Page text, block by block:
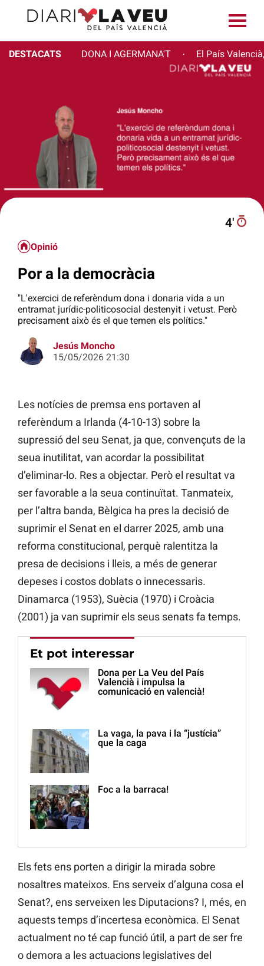
DESTACATS DONA I AGERMANA'T · El País
4′
Opinió
Por a la democràcia
"L'exercici de referèndum dona i donaria vida a un
entramat jurídic-politicosocial destenyit i vetust. Però
precisament això és el que temen els polítics."
Jesús Moncho
15/05/2026 21:30
Les notícies de premsa ens portaven al
referèndum a Irlanda (4-10-13) sobre la
supressió del seu Senat, ja que, convençuts de la
seua inutilitat, van acordar la possibilitat
d’eliminar-lo. Res a objectar. Però el resultat va
ser favorable a la seua continuïtat. Tanmateix,
per l’altra banda, Bèlgica ha pres la decisió de
suprimir el Senat en el darrer 2025, amb una
reforma constitucional, perquè ralentitza la
presa de decisions i lleis, a més de generar
depeses i costos doblats o innecessaris.
Dinamarca (1953), Suècia (1970) i Croàcia
(2001) ja van suprimir els seus senats fa temps.
Et pot interessar
Dona per La Veu del País
Valencià i impulsa la
comunicació en valencià!
La vaga, la pava i la “justícia”
que la caga
Foc a la barraca!
Els fets ens porten a dirigir la mirada sobre
nosaltres mateixos. Ens serveix d’alguna cosa el
Senat?, ens serveixen les Diputacions? I, més, en
aquests temps d’incertesa econòmica. El Senat
actualment no té cap funció útil, a part de ser fre
o demora a les actuacions legislatives del